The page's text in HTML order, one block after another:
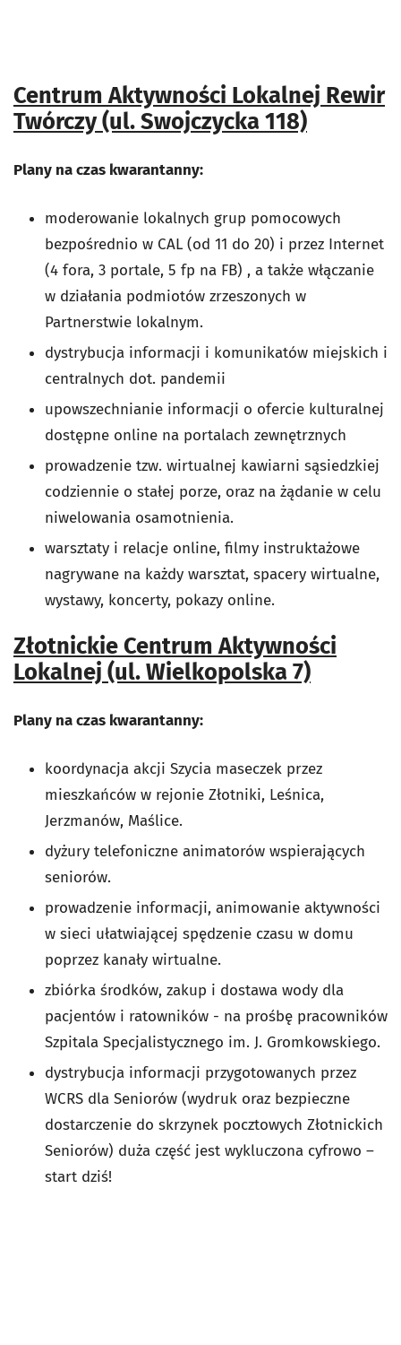
Centrum Aktywności Lokalnej Rewir
Twórczy (ul. Swojczycka 118)
Plany na czas kwarantanny:
moderowanie lokalnych grup pomocowych
bezpośrednio w CAL (od 11 do 20) i przez Internet
(4 fora, 3 portale, 5 fp na FB) , a także włączanie
w działania podmiotów zrzeszonych w
Partnerstwie lokalnym.
dystrybucja informacji i komunikatów miejskich i
centralnych dot. pandemii
upowszechnianie informacji o ofercie kulturalnej
dostępne online na portalach zewnętrznych
prowadzenie tzw. wirtualnej kawiarni sąsiedzkiej
codziennie o stałej porze, oraz na żądanie w celu
niwelowania osamotnienia.
warsztaty i relacje online, filmy instruktażowe
nagrywane na każdy warsztat, spacery wirtualne,
wystawy, koncerty, pokazy online.
Złotnickie Centrum Aktywności
Lokalnej (ul. Wielkopolska 7)
Plany na czas kwarantanny:
koordynacja akcji Szycia maseczek przez
mieszkańców w rejonie Złotniki, Leśnica,
Jerzmanów, Maślice.
dyżury telefoniczne animatorów wspierających
seniorów.
prowadzenie informacji, animowanie aktywności
w sieci ułatwiającej spędzenie czasu w domu
poprzez kanały wirtualne.
zbiórka środków, zakup i dostawa wody dla
pacjentów i ratowników - na prośbę pracowników
Szpitala Specjalistycznego im. J. Gromkowskiego.
dystrybucja informacji przygotowanych przez
WCRS dla Seniorów (wydruk oraz bezpieczne
dostarczenie do skrzynek pocztowych Złotnickich
Seniorów) duża część jest wykluczona cyfrowo –
start dziś!